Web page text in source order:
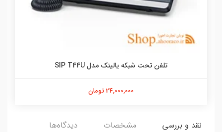
تلفن تحت شبکه یالینک مدل SIP T44U
24,000,000 تومان
نقد و بررسی مشخصات دیدگاه‌ها